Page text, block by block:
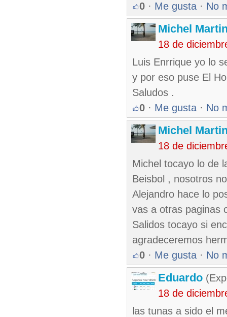
0 · Me gusta · No
Michel
18 de
Luis Enrrique yo lo
y por eso puse El
Saludos .
0 · Me gusta · No
Michel
18 de
Michel tocayo lo de
Beisbol , nosotros
Alejandro hace lo
vas a otras paginas
Salidos tocayo si
agradeceremos
0 · Me gusta · No
Eduardo
18 de
las tunas a sido el